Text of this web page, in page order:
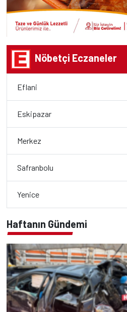
Nöbetçi Eczaneler
Eflani
Eskipazar
Merkez
Safranbolu
Yenice
Haftanın Gündemi